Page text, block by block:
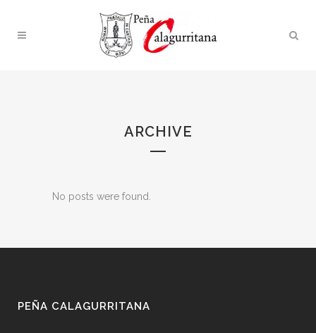
ARCHIVE
No posts were found.
PEÑA CALAGURRITANA